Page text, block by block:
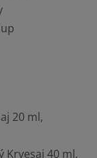
20 ml,
Krvesaj 40 ml,